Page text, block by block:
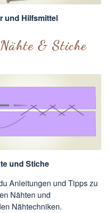
und Hilfsmittel
& Stiche
und Stiche
Anleitungen und Tipps zu
Nähten und
Nähtechniken.